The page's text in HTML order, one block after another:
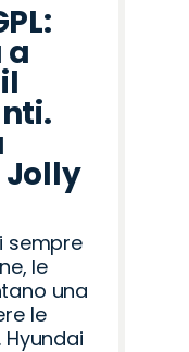
Jolly
sempre
le
una
le